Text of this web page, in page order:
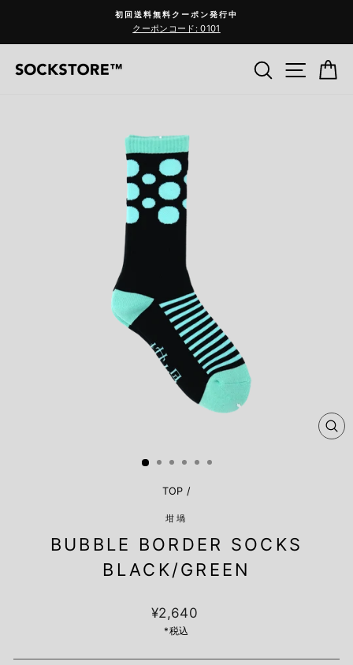
テ
Pause
初回送料無料クーポン発行中
クーポンコード: 0101
検索 サイ
閉
TOP /
坩堝
BUBBLE BORDER SOCKS
BLACK/GREEN
定
¥2,640
*税込